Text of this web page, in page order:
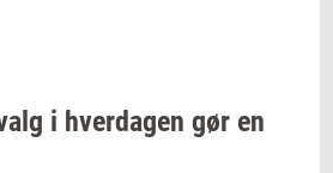
i hver­da­gen gør en